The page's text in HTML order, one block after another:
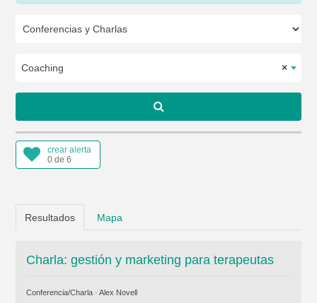
×
Coaching
crear alerta
0 de 6
Resultados Mapa
Charla: gestión y marketing para terapeutas
Conferencia/Charla · Alex Novell